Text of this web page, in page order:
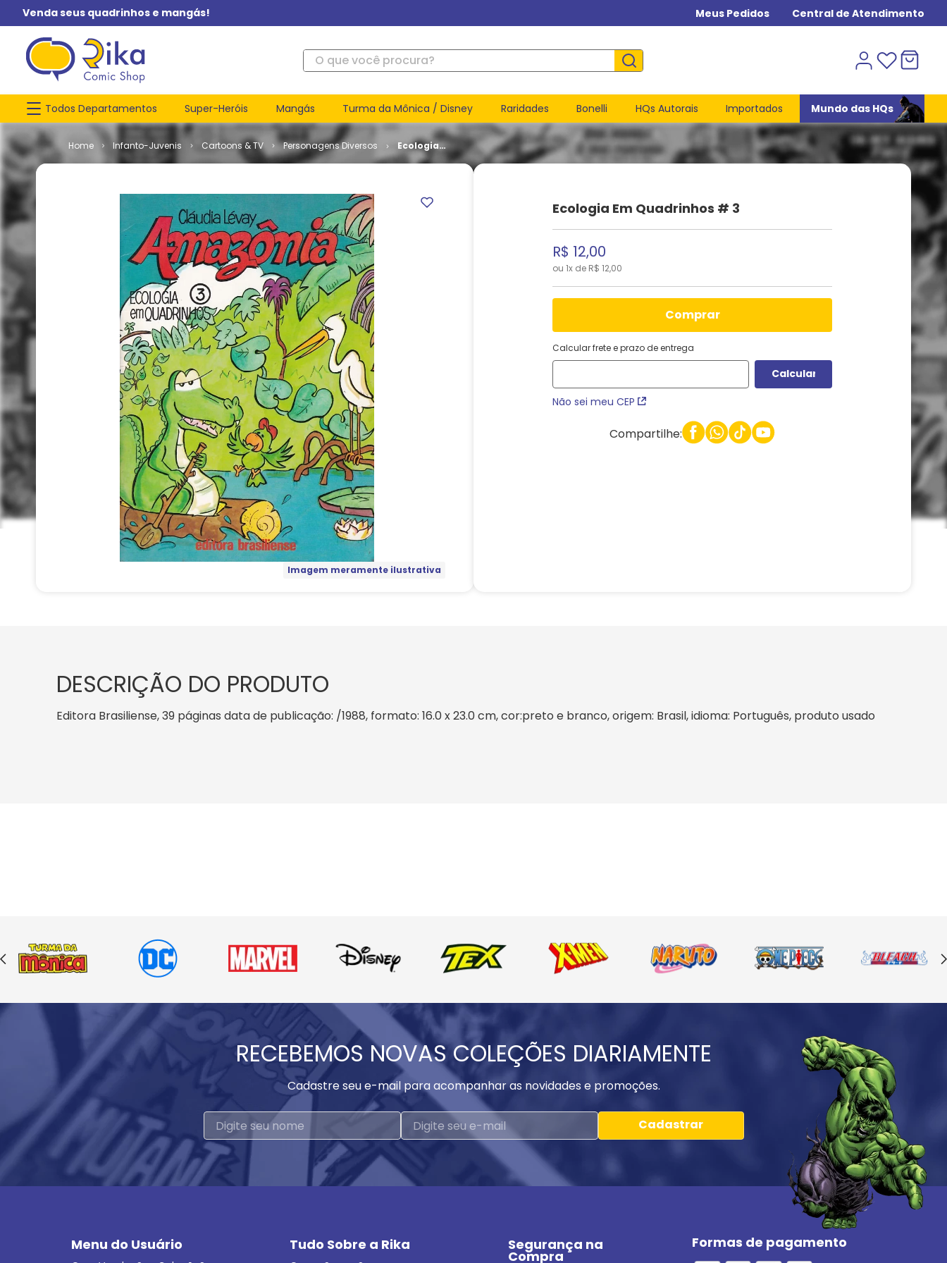
Venda seus quadrinhos e mangás! Meus Pedidos Central de Atendimento
O que você procura?
Todos Departamentos Super-Heróis Mangás Turma da Mônica / Disney Raridades Bonelli HQs Autorais Importados Mundo das HQs
Infanto-Juvenis Cartoons & TV Personagens Diversos
Ecologia
em
Imagem meramente ilustrativa
Ecologia Em Quadrinhos # 3
R$ 12,00
ou 1x de R$ 12,00
comprar
Calcular frete e prazo de entrega
Não sei meu CEP
Compartilhe:
DESCRIÇÃO DO PRODUTO
Editora Brasiliense, 39 páginas data de publicação: /1988, formato: 16.0 x 23.0 cm, cor:preto e branco, origem: Brasil, idioma: Português, produto usado
RECEBEMOS NOVAS COLEÇÕES DIARIAMENTE
Cadastre seu e-mail para acompanhar as novidades e promoções.
Cadastrar
Menu do Usuário Tudo Sobre a Rika Segurança na
Compra
Formas de pagamento